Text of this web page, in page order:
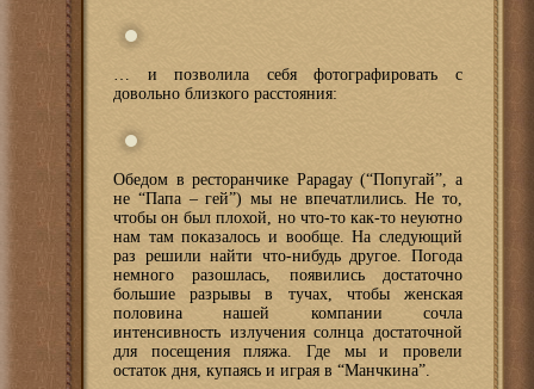
… и позволила себя фотографировать с
довольно близкого расстояния:
Обедом в ресторанчике Papagay (“Попугай”, а
не “Папа – гей”) мы не впечатлились. Не то,
чтобы он был плохой, но что-то как-то неуютно
нам там показалось и вообще. На следующий
раз решили найти что-нибудь другое. Погода
немного разошлась, появились достаточно
большие разрывы в тучах, чтобы женская
половина нашей компании сочла
интенсивность излучения солнца достаточной
для посещения пляжа. Где мы и провели
остаток дня, купаясь и играя в “Манчкина”.